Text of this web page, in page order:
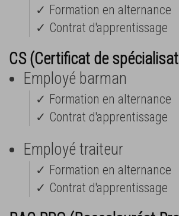
✓ Formation en alternance
✓ Contrat d'apprentissage
CS (Certificat de
Employé barman
✓ Formation en alternance
✓ Contrat d'apprentissage
Employé traiteur
✓ Formation en alternance
✓ Contrat d'apprentissage